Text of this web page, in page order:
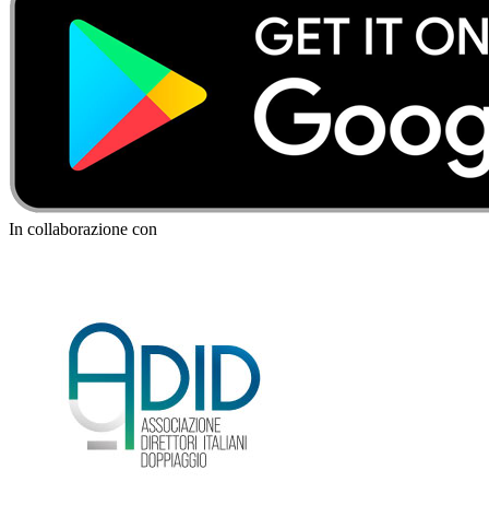
In collaborazione con